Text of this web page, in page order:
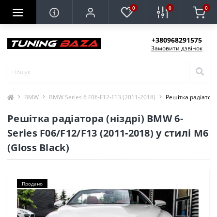
0 0 0
+380968291575
Замовити дзвінок
BMW BMW Series 6 F06-F12-F13 (2011-2018) Решітка
Решітка радіатора (ніздрі) BMW 6-
Series F06/F12/F13 (2011-2018) у стилі M6
(Gloss Black)
Продано